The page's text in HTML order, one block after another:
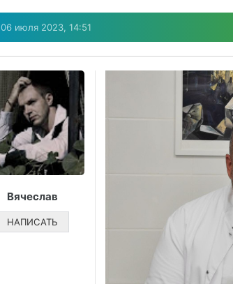
06 июля 2023, 14:51
Вячеслав
НАПИСАТЬ